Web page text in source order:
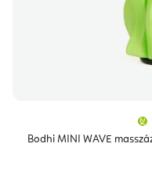
Bodhi MINI WAVE